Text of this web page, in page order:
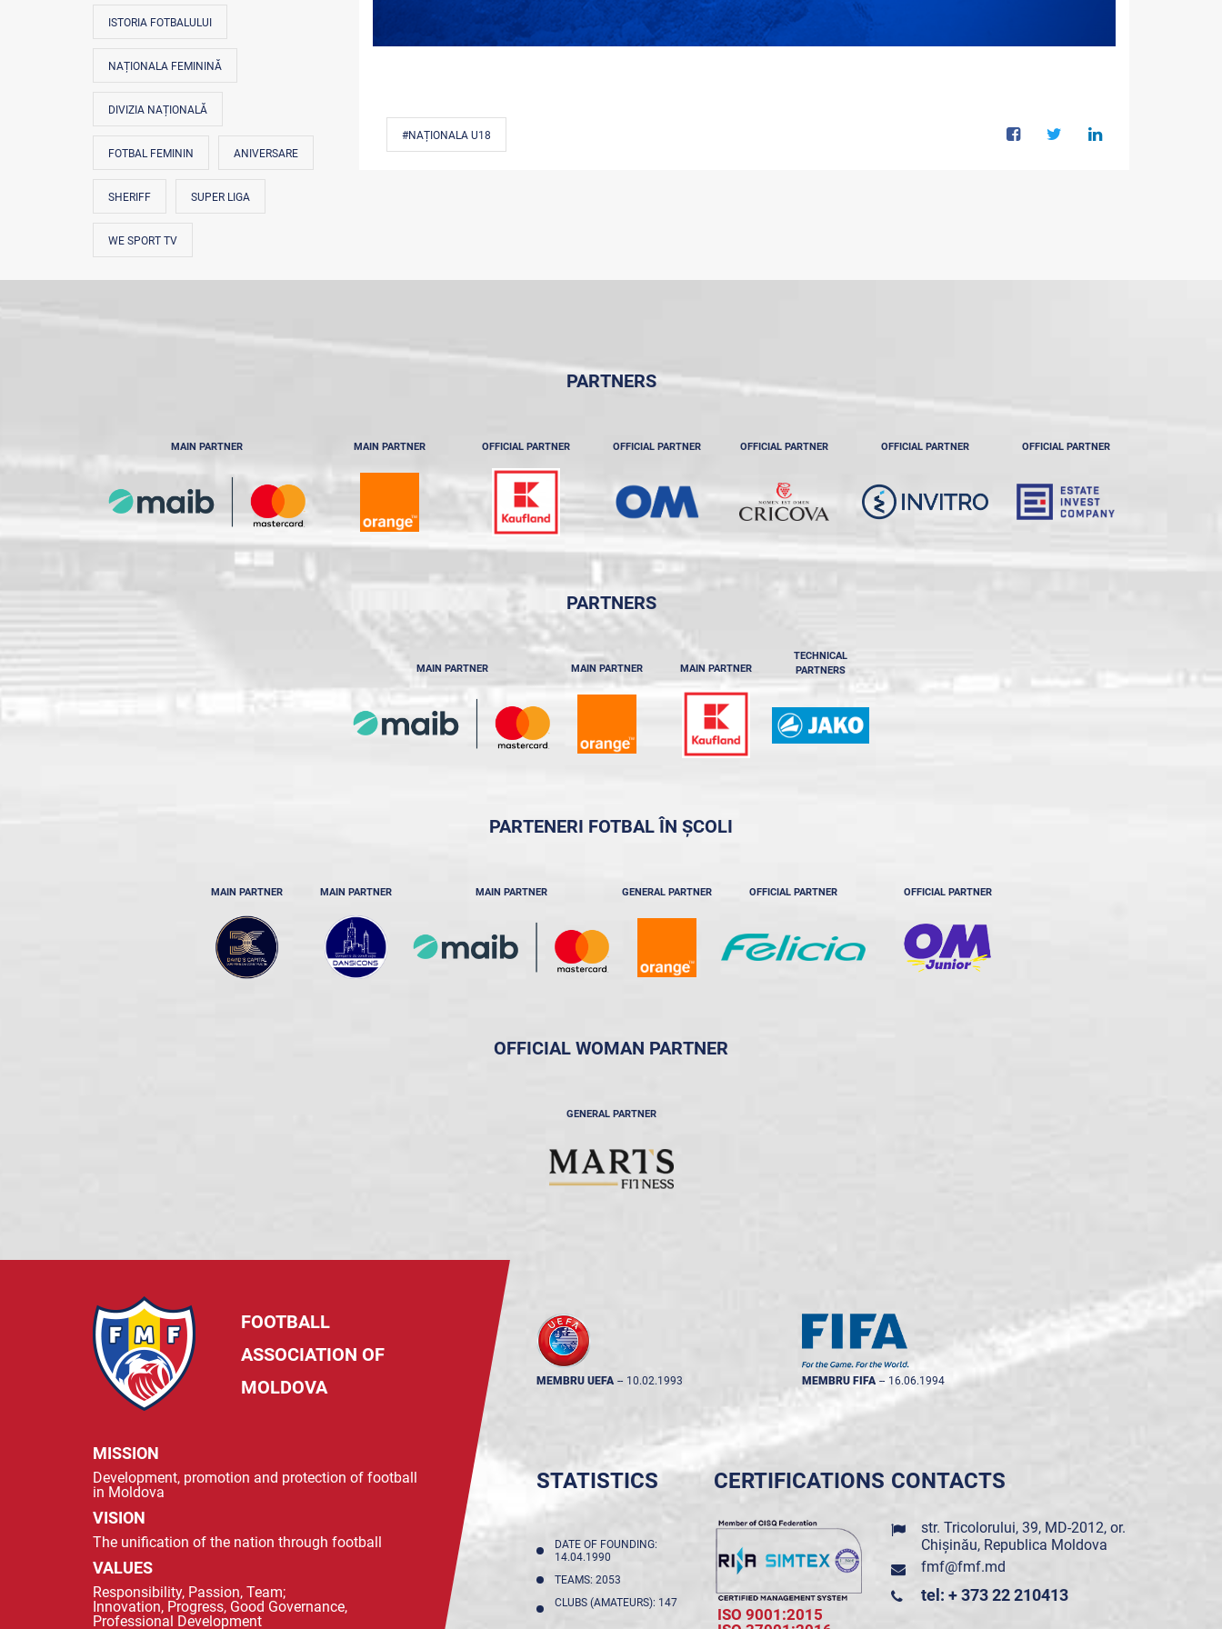
ISTORIA FOTBALULUI
NAȚIONALA FEMININĂ
DIVIZIA NAȚIONALĂ
FOTBAL FEMININ ANIVERSARE
SHERIFF SUPER LIGA
WE SPORT TV
#NAȚIONALA U18
PARTNERS
MAIN PARTNER MAIN PARTNER OFFICIAL PARTNER OFFICIAL PARTNER OFFICIAL PARTNER OFFICIAL PARTNER OFFICIAL PARTNER
PARTNERS
MAIN PARTNER MAIN PARTNER MAIN PARTNER
TECHNICAL
PARTNERS
PARTENERI FOTBAL ÎN ȘCOLI
MAIN PARTNER MAIN PARTNER MAIN PARTNER GENERAL PARTNER OFFICIAL PARTNER OFFICIAL PARTNER
OFFICIAL WOMAN PARTNER
GENERAL PARTNER
FOOTBALL
ASSOCIATION OF
MOLDOVA
MISSION
Development, promotion and protection of football
in Moldova
VISION
The unification of the nation through football
VALUES
Responsibility, Passion, Team;
Innovation, Progress, Good Governance,
Professional Development
MEMBRU UEFA -- 10.02.1993 MEMBRU FIFA -- 16.06.1994
STATISTICS
DATE OF FOUNDING:
14.04.1990
TEAMS: 2053
CLUBS (AMATEURS): 147
CERTIFICATIONS
ISO 9001:2015
CONTACTS
str. Tricolorului, 39, MD-2012, or.
Chișinău, Republica Moldova
fmf@fmf.md
tel: + 373 22 210413